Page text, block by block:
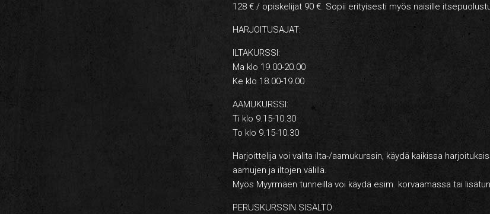
128 € / opiskelijat 90 €. Sopii erityisesti myös naisille
HARJOITUSAJAT:
ILTAKURSSI:
Ma klo 19.00-20.00
Ke klo 18.00-19.00
AAMUKURSSI:
Ti klo 9.15-10.30
To klo 9.15-10.30
Harjoittelija voi valita ilta-/aamukurssin, käydä kaikissa
aamujen ja iltojen välillä.
Myös Myyrmäen tunneilla voi käydä esim. korvaamassa tai
PERUSKURSSIN SISÄLTÖ: